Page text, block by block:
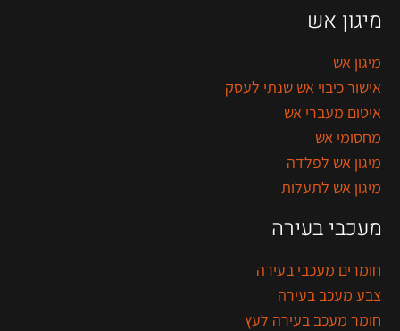
מיגון אש
מיגון אש
אישור כיבוי אש שנתי לעסק
איטום מעברי אש
מחסומי אש
מיגון אש לפלדה
מיגון אש לתעלות
מעכבי בעירה
חומרים מעכבי בעירה
צבע מעכב בעירה
חומר מעכב בעירה לעץ